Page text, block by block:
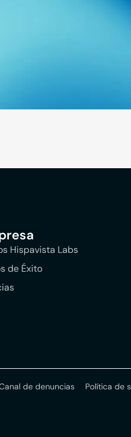
Hispavista Labs
de Éxito
de denuncias Política de